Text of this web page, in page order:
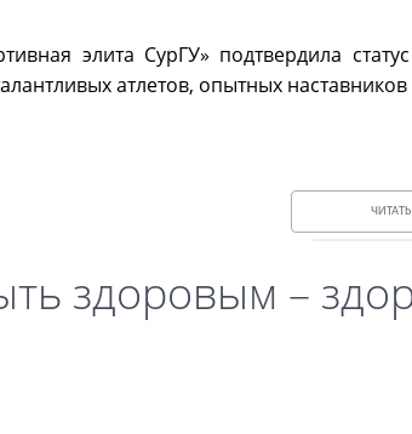
элита СурГУ» подтвердила
атлетов, опытных
здоровым –